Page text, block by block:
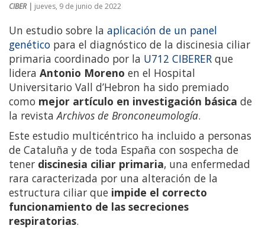
CIBER | jueves, 9 de junio de 2022
Un estudio sobre la aplicación de un panel
genético para el diagnóstico de la discinesia ciliar
primaria coordinado por la U712 CIBERER que
lidera Antonio Moreno en el Hospital
Universitario Vall d’Hebron ha sido premiado
como mejor artículo en investigación básica de
la revistaArchivos de Bronconeumología.
Este estudio multicéntrico ha incluido a personas
de Cataluña y de toda España con sospecha de
tener discinesia ciliar primaria, una enfermedad
rara caracterizada por una alteración de la
estructura ciliar que impide el correcto
funcionamiento de las secreciones
respiratorias.